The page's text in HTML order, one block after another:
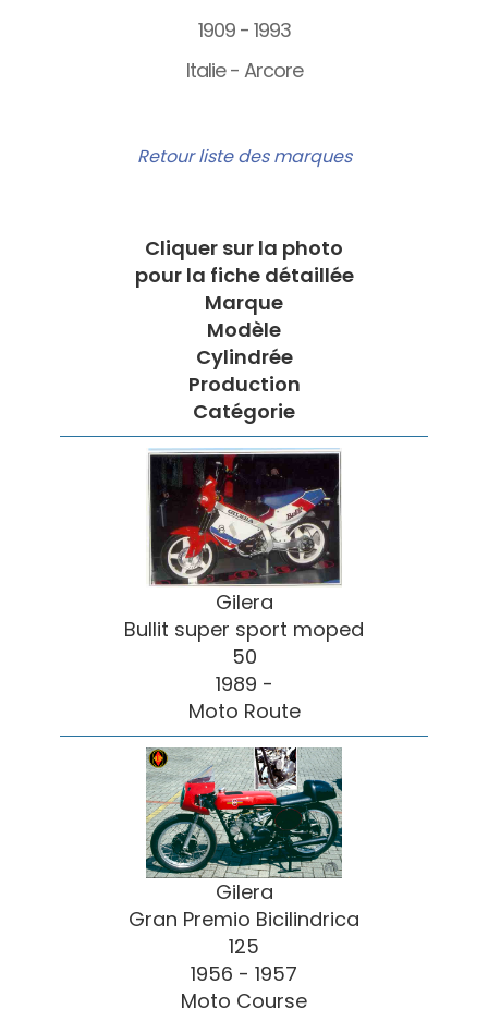
1909 - 1993
Italie - Arcore
Retour liste des marques
Cliquer sur la photo
pour la fiche détaillée
Marque
Modèle
Cylindrée
Production
Catégorie
Gilera
Bullit super sport moped
50
1989 -
Moto Route
Gilera
Gran Premio Bicilindrica
125
1956 - 1957
Moto Course